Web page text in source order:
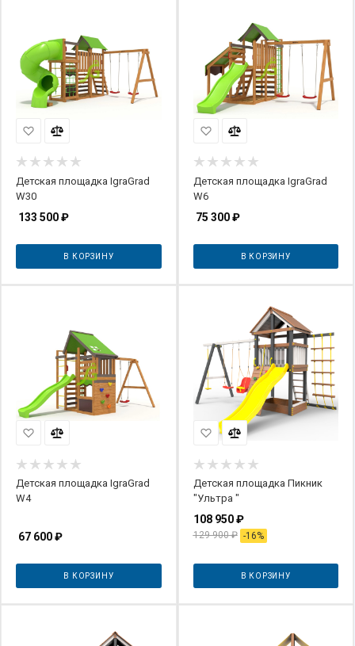
Детская площадка IgraGrad
W30
133 500₽
В КОРЗИНУ
Детская площадка IgraGrad
W6
75 300₽
В КОРЗИНУ
Детская площадка IgraGrad
W4
67 600₽
В КОРЗИНУ
Детская площадка Пикник
"Ультра "
108 950₽
129 900₽ -16%
В КОРЗИНУ